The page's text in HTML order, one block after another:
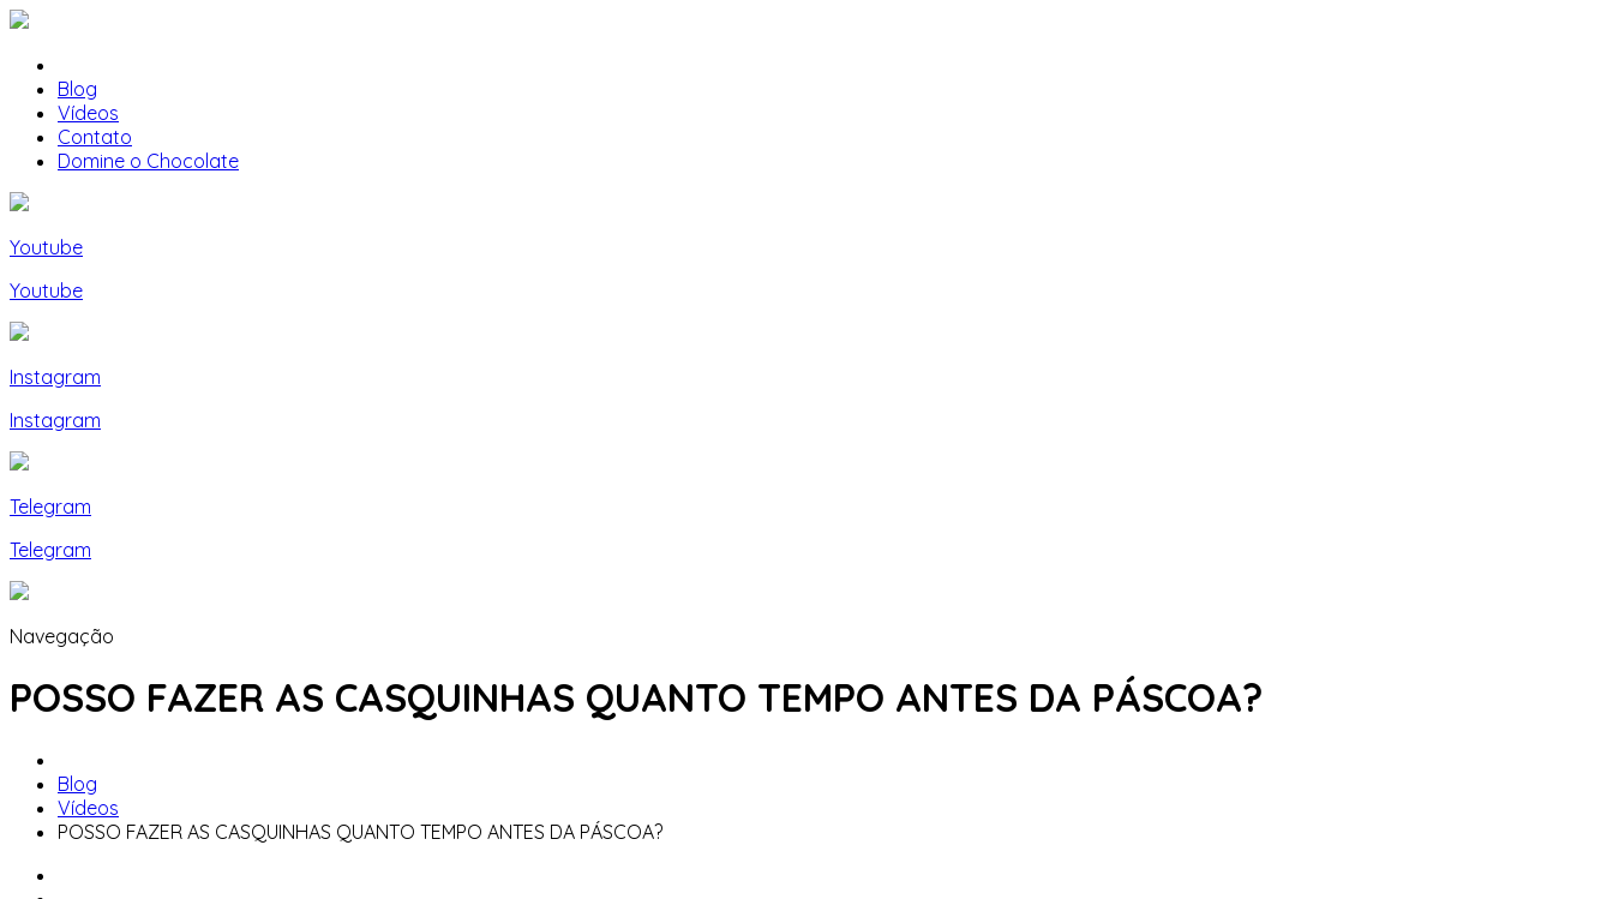
Blog
Vídeos
Contato
Domine o Chocolate
Youtube
Youtube
Instagram
Instagram
Telegram
Telegram
Navegação
POSSO FAZER AS CASQUINHAS QUANTO TEMPO ANTES DA PÁSCOA?
Blog
Vídeos
POSSO FAZER AS CASQUINHAS QUANTO TEMPO ANTES DA PÁSCOA?